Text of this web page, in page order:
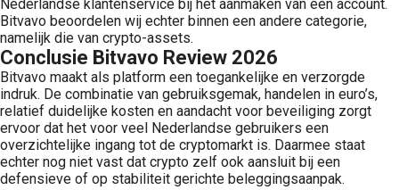
Nederlandse klantenservice bij het aanmaken van een account.
Bitvavo beoordelen wij echter binnen een andere categorie,
namelijk die van crypto-assets.
Conclusie Bitvavo Review 2026
Bitvavo maakt als platform een toegankelijke en verzorgde
indruk. De combinatie van gebruiksgemak, handelen in euro’s,
relatief duidelijke kosten en aandacht voor beveiliging zorgt
ervoor dat het voor veel Nederlandse gebruikers een
overzichtelijke ingang tot de cryptomarkt is. Daarmee staat
echter nog niet vast dat crypto zelf ook aansluit bij een
defensieve of op stabiliteit gerichte beleggingsaanpak.